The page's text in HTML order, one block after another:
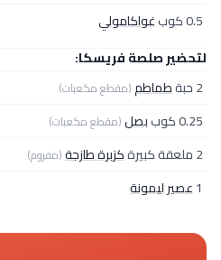
0.5 كوب
غواكامولي
لتحضير صلصة فريسكا:
2 حبة
طماطم(مقطع مكعبات)
0.25 كوب بصل(مقطع مكعبات)
2 ملعقة كبيرة كزبرة طازجة(مفروم)
1عصير ليمونة